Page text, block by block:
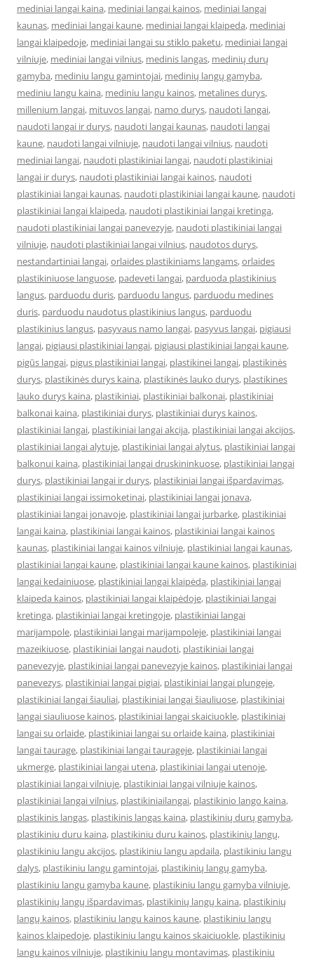
mediniai langai kaina, mediniai langai kainos, mediniai langai
kaunas, mediniai langai kaune, mediniai langai klaipeda, mediniai
langai klaipedoje, mediniai langai su stiklo paketu, mediniai langai
vilniuje, mediniai langai vilnius, medinis langas, medinių durų
gamyba, mediniu langu gamintojai, medinių langų gamyba,
mediniu langu kaina, mediniu langu kainos, metalines durys,
millenium langai, mituvos langai, namo durys, naudoti langai,
naudoti langai ir durys, naudoti langai kaunas, naudoti langai
kaune, naudoti langai vilniuje, naudoti langai vilnius, naudoti
mediniai langai, naudoti plastikiniai langai, naudoti plastikiniai
langai ir durys, naudoti plastikiniai langai kainos, naudoti
plastikiniai langai kaunas, naudoti plastikiniai langai kaune, naudoti
plastikiniai langai klaipeda, naudoti plastikiniai langai kretinga,
naudoti plastikiniai langai panevezyje, naudoti plastikiniai langai
vilniuje, naudoti plastikiniai langai vilnius, naudotos durys,
nestandartiniai langai,orlaides plastikiniams langams,orlaides
plastikiniuose languose, padeveti langai, parduoda plastikinius
langus, parduodu duris, parduodu langus, parduodu medines
duris, parduodu naudotus plastikinius langus, parduodu
plastikinius langus, pasyvaus namo langai, pasyvus langai, pigiausi
langai, pigiausi plastikiniai langai, pigiausi plastikiniai langai kaune,
pigūs langai, pigus plastikiniai langai, plastikinei langai, plastikinės
durys, plastikinės durys kaina, plastikinės lauko durys, plastikines
lauko durys kaina, plastikiniai, plastikiniai balkonai, plastikiniai
balkonai kaina, plastikiniai durys, plastikiniai durys kainos,
plastikiniai langai, plastikiniai langai akcija, plastikiniai langai akcijos,
plastikiniai langai alytuje, plastikiniai langai alytus, plastikiniai langai
balkonui kaina, plastikiniai langai druskininkuose, plastikiniai langai
durys, plastikiniai langai ir durys, plastikiniai langai išpardavimas,
plastikiniai langai issimoketinai, plastikiniai langai jonava,
plastikiniai langai jonavoje, plastikiniai langai jurbarke, plastikiniai
langai kaina, plastikiniai langai kainos, plastikiniai langai kainos
kaunas, plastikiniai langai kainos vilniuje, plastikiniai langai kaunas,
plastikiniai langai kaune, plastikiniai langai kaune kainos, plastikiniai
langai kedainiuose, plastikiniai langai klaipėda, plastikiniai langai
klaipeda kainos, plastikiniai langai klaipėdoje, plastikiniai langai
kretinga, plastikiniai langai kretingoje, plastikiniai langai
marijampole, plastikiniai langai marijampoleje, plastikiniai langai
mazeikiuose, plastikiniai langai naudoti, plastikiniai langai
panevezyje, plastikiniai langai panevezyje kainos, plastikiniai langai
panevezys, plastikiniai langai pigiai, plastikiniai langai plungeje,
plastikiniai langai šiauliai, plastikiniai langai šiauliuose, plastikiniai
langai siauliuose kainos, plastikiniai langai skaiciuokle, plastikiniai
langai su orlaide, plastikiniai langai su orlaide kaina, plastikiniai
langai taurage, plastikiniai langai taurageje, plastikiniai langai
ukmerge, plastikiniai langai utena, plastikiniai langai utenoje,
plastikiniai langai vilniuje, plastikiniai langai vilniuje kainos,
plastikiniai langai vilnius, plastikiniailangai, plastikinio lango kaina,
plastikinis langas, plastikinis langas kaina, plastikinių durų gamyba,
plastikiniu duru kaina, plastikiniu duru kainos, plastikinių langų,
plastikiniu langu akcijos, plastikiniu langu apdaila, plastikiniu langu
dalys, plastikiniu langu gamintojai, plastikinių langų gamyba,
plastikiniu langu gamyba kaune, plastikiniu langu gamyba vilniuje,
plastikinių langų išpardavimas, plastikinių langų kaina, plastikinių
langų kainos, plastikiniu langu kainos kaune, plastikiniu langu
kainos klaipedoje, plastikiniu langu kainos skaiciuokle, plastikiniu
langu kainos vilniuje, plastikiniu langu montavimas, plastikiniu